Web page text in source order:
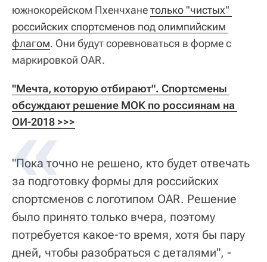
южнокорейском Пхенчханетолько "чистых"
российских спортсменов под олимпийским
флагом. Они будут соревноваться в форме с
маркировкой OAR.
"Мечта, которую отбирают". Спортсмены
обсуждают решение МОК по россиянам на
ОИ-2018 >>>
"Пока точно не решено, кто будет отвечать
за подготовку формы для российских
спортсменов с логотипом OAR. Решение
было принято только вчера, поэтому
потребуется какое-то время, хотя бы пару
дней, чтобы разобраться с деталями", -